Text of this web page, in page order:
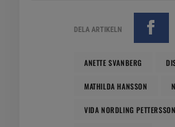
DELA ARTIKELN
ANETTE SVANBERG
MATHILDA HANSSON
VIDA NORDLING PETTERSSON